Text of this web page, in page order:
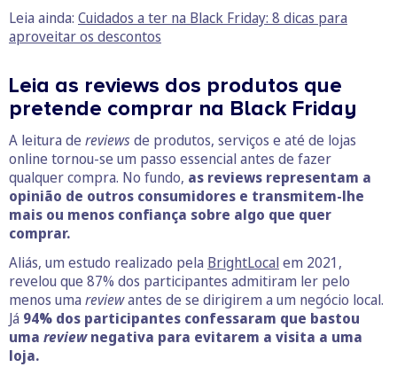
Leia ainda: Cuidados a ter na Black Friday: 8 dicas para
aproveitar os descontos
Leia as reviews dos produtos que
pretende comprar na Black Friday
A leitura de reviewsde produtos, serviços e até de lojas
online tornou-se um passo essencial antes de fazer
qualquer compra. No fundo, as reviews representam a
opinião de outros consumidores e transmitem-lhe
mais ou menos confiança sobre algo que quer
comprar.
Aliás, um estudo realizado pela BrightLocal em 2021,
revelou que 87% dos participantes admitiram ler pelo
menos uma reviewantes de se dirigirem a um negócio local.
Já 94% dos participantes confessaram que bastou
uma reviewnegativa para evitarem a visita a uma
loja.